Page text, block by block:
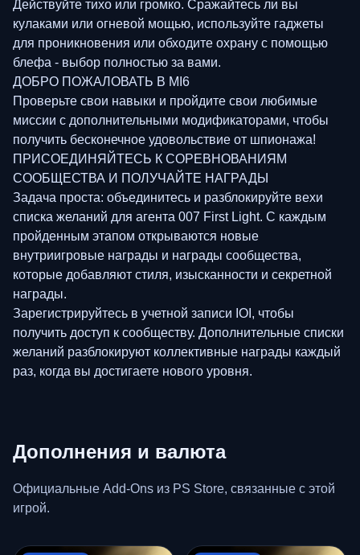
Действуйте тихо или громко. Сражайтесь ли вы
кулаками или огневой мощью, используйте гаджеты
для проникновения или обходите охрану с помощью
блефа - выбор полностью за вами.
ДОБРО ПОЖАЛОВАТЬ В MI6
Проверьте свои навыки и пройдите свои любимые
миссии с дополнительными модификаторами, чтобы
получить бесконечное удовольствие от шпионажа!
ПРИСОЕДИНЯЙТЕСЬ К СОРЕВНОВАНИЯМ
СООБЩЕСТВА И ПОЛУЧАЙТЕ НАГРАДЫ
Задача проста: объединитесь и разблокируйте вехи
списка желаний для агента 007 First Light. С каждым
пройденным этапом открываются новые
внутриигровые награды и награды сообщества,
которые добавляют стиля, изысканности и секретной
награды.
Зарегистрируйтесь в учетной записи IOI, чтобы
получить доступ к сообществу. Дополнительные списки
желаний разблокируют коллективные награды каждый
раз, когда вы достигаете нового уровня.
Дополнения и валюта
Официальные Add-Ons из PS Store, связанные с этой
игрой.